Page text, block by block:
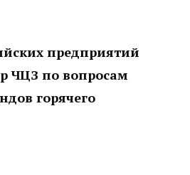
предприятий
ЧЦЗ по вопросам
горячего